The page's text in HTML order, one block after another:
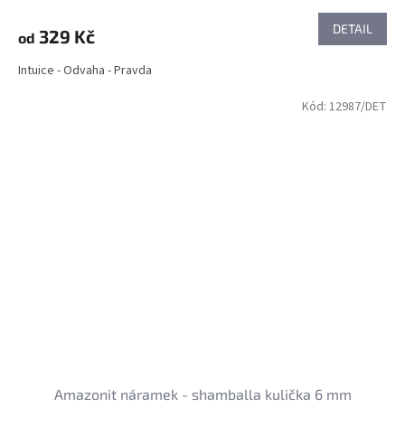
od 329 Kč DETAIL
Intuice - Odvaha - Pravda
Amazonit náramek - shamballa kulička 6 mm
Kód: 12987/DET